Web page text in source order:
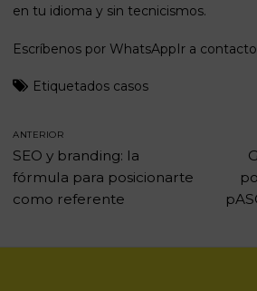
en tu idioma y sin tecnicismos.
Escríbenos por WhatsAppIr a contacto
Etiquetados casos
ANTERIOR
SEO y branding: la
fórmula para posicionarte
como referente